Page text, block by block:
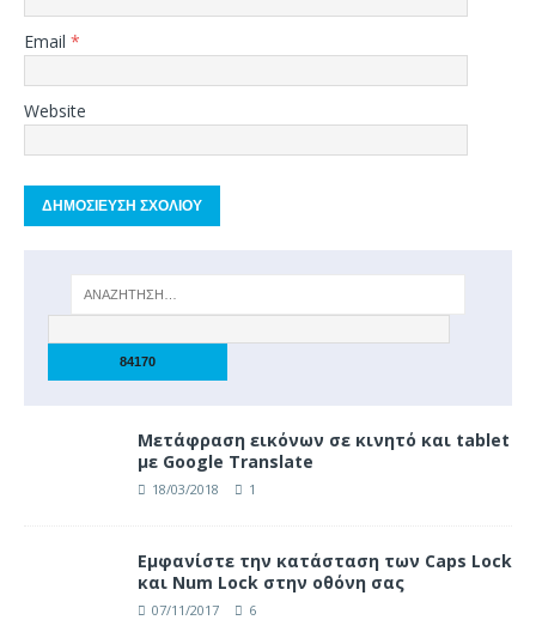
Email *
Website
Μετάφραση εικόνων σε κινητό και tablet
με Google Translate
18/03/2018 1
Eμφανίστε την κατάσταση των Caps Lock
και Num Lock στην οθόνη σας
07/11/2017 6